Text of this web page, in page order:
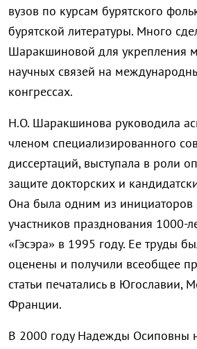
вузов по курсам бурятского
бурятской литературы. Много
Шаракшиновой для укрепления
научных связей на
конгрессах.
Н.О. Шаракшинова руководила
членом специализированного
диссертаций, выступала в роли
защите докторских и
Она была одним из инициаторов
участников празднования 1000-
«Гэсэра» в 1995 году. Ее труды
оценены и получили всеобщее
статьи печатались в Югославии,
Франции.
В 2000 году Надежды Осиповны